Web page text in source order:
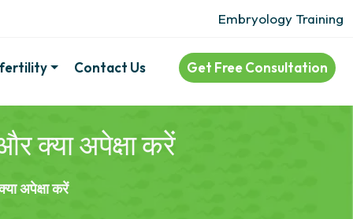
Embryology Training
Contact Us Get Free Consultation
क्या अपेक्षा करें
अपेक्षा करें